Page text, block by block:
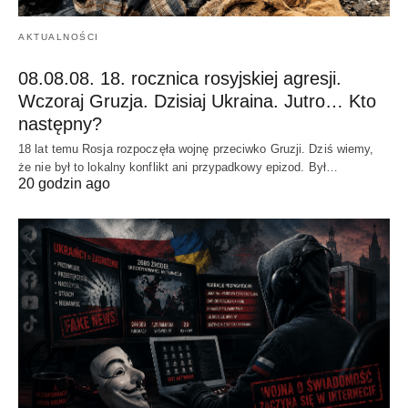
AKTUALNOŚCI
08.08.08. 18. rocznica rosyjskiej agresji.
Wczoraj Gruzja. Dzisiaj Ukraina. Jutro… Kto
następny?
18 lat temu Rosja rozpoczęła wojnę przeciwko Gruzji. Dziś wiemy,
że nie był to lokalny konflikt ani przypadkowy epizod. Był…
20 godzin ago